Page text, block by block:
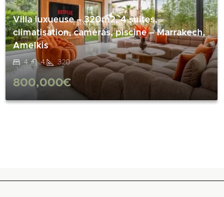
Villa luxueuse – 320m2, 4 suites,
climatisation, caméras, piscine – Marrakech,
Amelkis
4 4 320
800,000€